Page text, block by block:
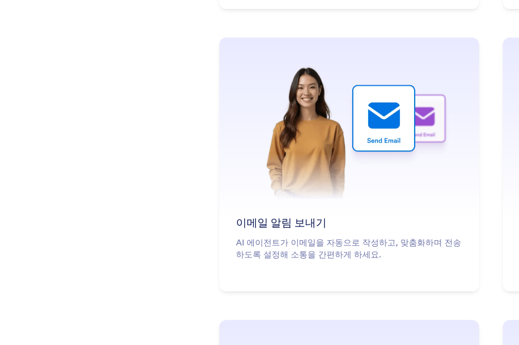
더 알아보기: Send Email Notifications
이메일 알림 보내기
AI 에이전트가 이메일을 자동으로 작성하고, 맞춤화하며 전송
하도록 설정해 소통을 간편하게 하세요.